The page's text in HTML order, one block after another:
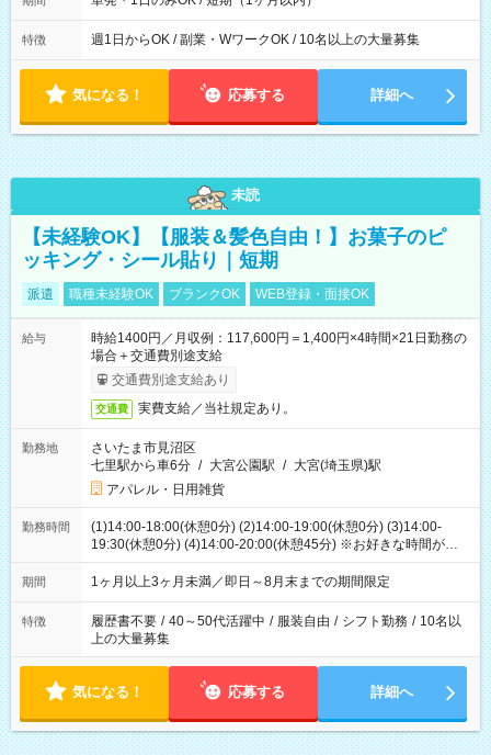
特徴 週1日からOK / 副業・WワークOK / 10名以上の大量募集
気になる！ 応募する 詳細へ
未読
【未経験OK】【服装＆髪色自由！】お菓子のピ
ッキング・シール貼り｜短期
派遣 職種未経験OK ブランクOK WEB登録・面接OK
給与
時給1400円／月収例：117,600円＝1,400円×4時間×21日勤務の
場合＋交通費別途支給
交通費別途支給あり
交通費 実費支給／当社規定あり。
勤務地
さいたま市見沼区
七里駅から車6分 / 大宮公園駅 / 大宮(埼玉県)駅
アパレル・日用雑貨
勤務時間
(1)14:00-18:00(休憩0分) (2)14:00-19:00(休憩0分) (3)14:00-
19:30(休憩0分) (4)14:00-20:00(休憩45分) ※お好きな時間が選べ
ます
期間 1ヶ月以上3ヶ月未満／即日～8月末までの期間限定
特徴 履歴書不要 / 40～50代活躍中 / 服装自由 / シフト勤務 / 10名以
上の大量募集
気になる！ 応募する 詳細へ